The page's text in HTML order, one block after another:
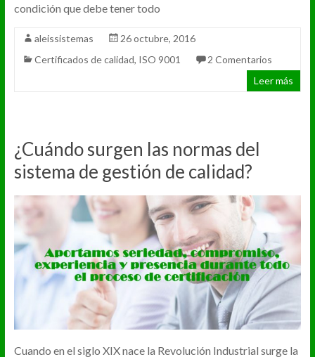
condición que debe tener todo
aleissistemas
26 octubre, 2016
Certificados de calidad, ISO 9001
2 Comentarios
Leer más
¿Cuándo surgen las normas del
sistema de gestión de calidad?
Cuando en el siglo XIX nace la Revolución Industrial surge la